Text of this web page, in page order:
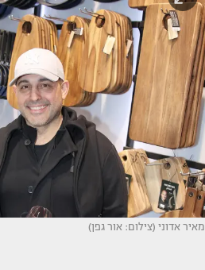
מאיר אדוני (צילום: אור גפן)